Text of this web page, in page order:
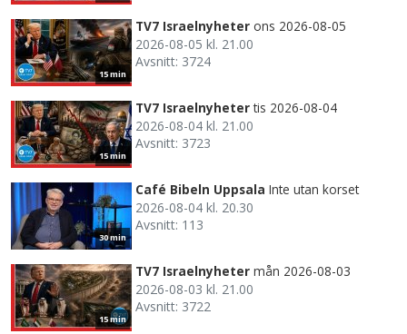
15 min
TV7 Israelnyheter ons 2026-08-05
2026-08-05 kl. 21.00
Avsnitt: 3724
15 min
TV7 Israelnyheter tis 2026-08-04
2026-08-04 kl. 21.00
Avsnitt: 3723
30 min
Café Bibeln Uppsala Inte utan korset
2026-08-04 kl. 20.30
Avsnitt: 113
15 min
TV7 Israelnyheter mån 2026-08-03
2026-08-03 kl. 21.00
Avsnitt: 3722